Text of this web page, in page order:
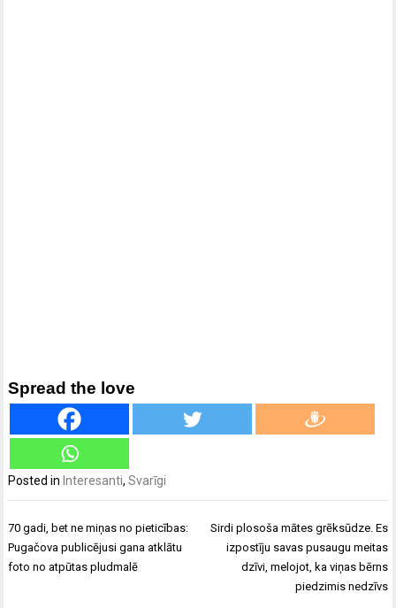
Spread the love
Posted in Interesanti,Svarīgi
Ziņu
izvēlne
70 gadi, bet ne miņas no pieticības:
Pugačova publicējusi gana atklātu
foto no atpūtas pludmalē
Sirdi plosoša mātes grēksūdze. Es
izpostīju savas pusaugu meitas
dzīvi, melojot, ka viņas bērns
piedzimis nedzīvs